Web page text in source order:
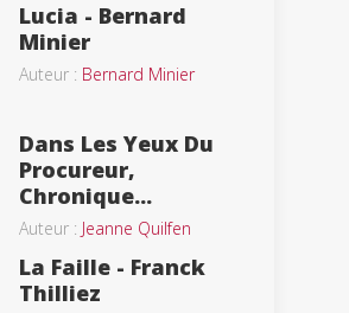
Lucia - Bernard
Minier
Auteur : Bernard Minier
Dans Les Yeux Du
Procureur,
Chronique...
Auteur : Jeanne Quilfen
La Faille - Franck
Thilliez